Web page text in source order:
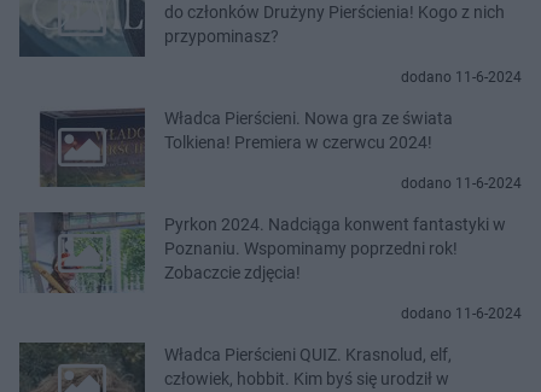
do członków Drużyny Pierścienia! Kogo z nich
przypominasz?
dodano 11-6-2024
Władca Pierścieni. Nowa gra ze świata
Tolkiena! Premiera w czerwcu 2024!
dodano 11-6-2024
Pyrkon 2024. Nadciąga konwent fantastyki w
Poznaniu. Wspominamy poprzedni rok!
Zobaczcie zdjęcia!
dodano 11-6-2024
Władca Pierścieni QUIZ. Krasnolud, elf,
człowiek, hobbit. Kim byś się urodził w